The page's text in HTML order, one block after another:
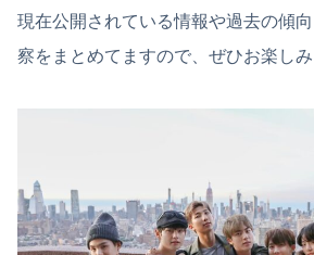
現在公開されている情報や過去の傾
察をまとめてますので、ぜひお楽し